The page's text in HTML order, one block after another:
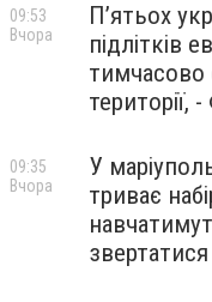
П’ятьох
підлітків
тимчасово
території,
09:53
Вчора
У
триває
звертатися
09:35
Вчора